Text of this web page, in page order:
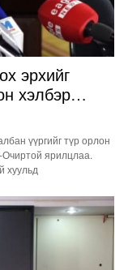
эрхийг
хэлбэр
үүргийг түр орлон
Очиртой ярилцлаа.
хуульд